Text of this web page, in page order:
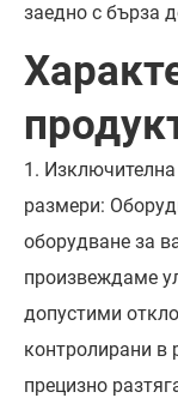
заедно с бърза
1.
размери:
оборудване за
произвеждаме
допустими
контролирани в
прецизно